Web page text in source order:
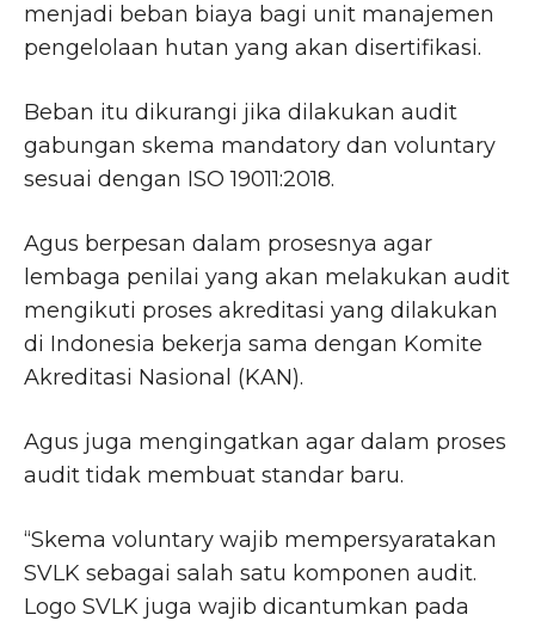
menjadi beban biaya bagi unit manajemen
pengelolaan hutan yang akan disertifikasi.
Beban itu dikurangi jika dilakukan audit
gabungan skema mandatory dan voluntary
sesuai dengan ISO 19011:2018.
Agus berpesan dalam prosesnya agar
lembaga penilai yang akan melakukan audit
mengikuti proses akreditasi yang dilakukan
di Indonesia bekerja sama dengan Komite
Akreditasi Nasional (KAN).
Agus juga mengingatkan agar dalam proses
audit tidak membuat standar baru.
“Skema voluntary wajib mempersyaratakan
SVLK sebagai salah satu komponen audit.
Logo SVLK juga wajib dicantumkan pada